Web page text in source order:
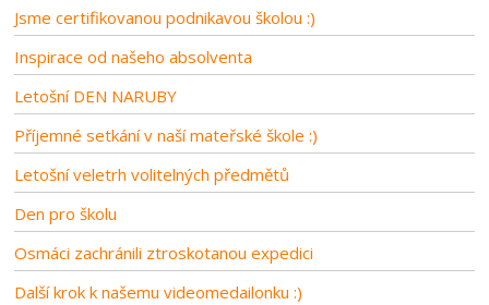
Jsme certifikovanou podnikavou školou :)
Inspirace od našeho absolventa
Letošní DEN NARUBY
Příjemné setkání v naší mateřské škole :)
Letošní veletrh volitelných předmětů
Den pro školu
Osmáci zachránili ztroskotanou expedici
Další krok k našemu videomedailonku :)